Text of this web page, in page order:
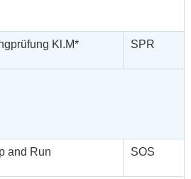
Kl.M* SPR
and Run SOS